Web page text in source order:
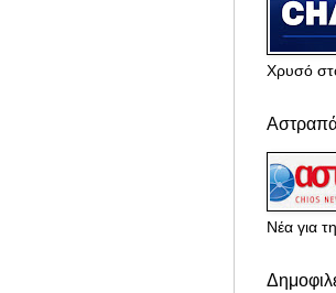
Χρυσό
Νέα για